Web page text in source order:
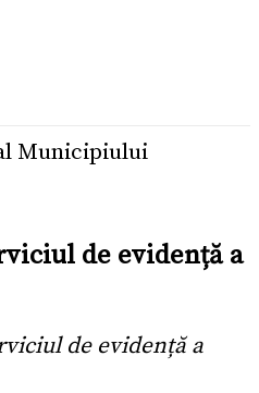
Municipiului
de evidență a
de evidență a